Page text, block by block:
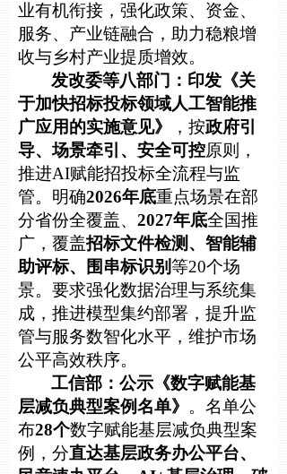
业有机衔接，强化政策、资金、
服务、产业链融合，助力稳粮增
收与乡村产业提质增效。
发改委等八部门：印发《关
于加快招标投标领域人工智能推
广应用的实施意见》
，按政府引
导、场景牵引、安全可控原则，
推进AI赋能招投标全流程与监
管。明确2026年底重点场景在部
分省份全覆盖、 2027年底全国推
广，覆盖招标文件检测、智能辅
助评标、围串标识别等20个场
景。要求强化数据治理与系统集
成，推进模型集约部署，提升监
管与服务数智化水平，维护市场
公平高效秩序。
工信部：公示《数字赋能基
层减负典型案例名单》 。名单公
布28个数字赋能基层减负典型案
例，分直达基层政务办公平台、